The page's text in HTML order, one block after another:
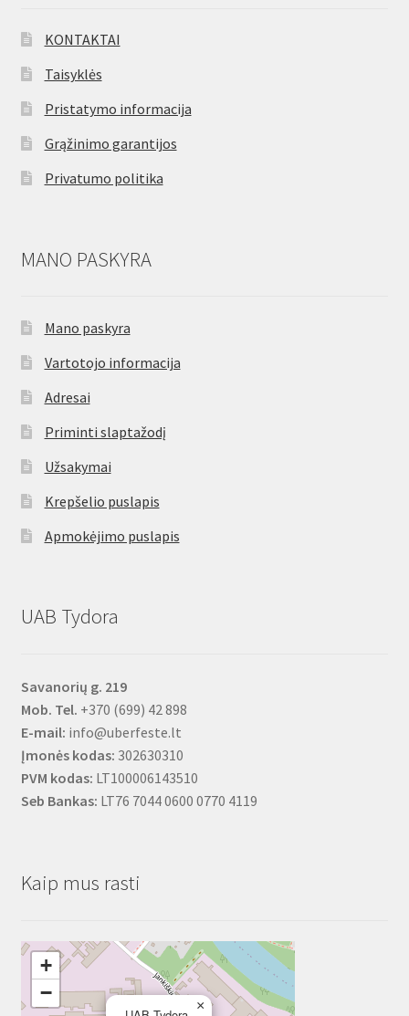
KONTAKTAI
Taisyklės
Pristatymo informacija
Grąžinimo garantijos
Privatumo politika
MANO PASKYRA
Mano paskyra
Vartotojo informacija
Adresai
Priminti slaptažodį
Užsakymai
Krepšelio puslapis
Apmokėjimo puslapis
UAB Tydora
Savanorių g. 219
Mob. Tel. +370 (699) 42 898
E-mail: info@uberfeste.lt
Įmonės kodas: 302630310
PVM kodas: LT100006143510
Seb Bankas: LT76 7044 0600 0770 4119
Kaip mus rasti
×
+
−